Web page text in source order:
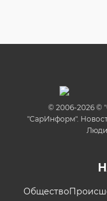
© 2006-2026 ©
"СарИнформ".
Общество